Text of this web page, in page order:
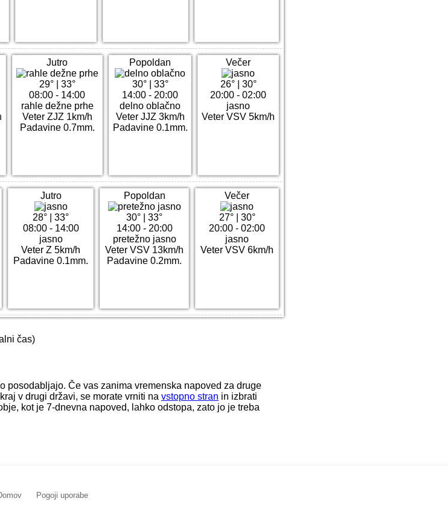
Jutro
29°| 33°
08:00 - 14:00
rahle dežne prhe
Veter ZJZ 1km/h
Padavine 0.7mm.
Popoldan
30°| 33°
14:00 - 20:00
delno oblačno
Veter JJZ 3km/h
Padavine 0.1mm.
Večer
26°| 30°
20:00 - 02:00
jasno
Veter VSV 5km/h
Jutro
28° |33°
08:00 - 14:00
jasno
Veter Z 5km/h
Padavine 0.1mm.
Popoldan
30° |33°
14:00 - 20:00
pretežno jasno
Veter VSV 13km/h
Padavine 0.2mm.
Večer
27°| 30°
20:00 - 02:00
jasno
Veter VSV 6km/h
čas)
posodabljajo. Če vas zanima vremenska napoved za druge
v drugi državi, se morate vrniti na vstopno stran in izbrati
kot je 7-dnevna napoved, lahko odstopa, zato jo je treba
Pogoji uporabe